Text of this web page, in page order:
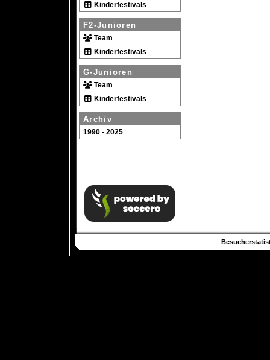
Kinderfestivals
F2-Junioren
Team
Kinderfestivals
G-Junioren
Team
Kinderfestivals
Archiv
1990 - 2025